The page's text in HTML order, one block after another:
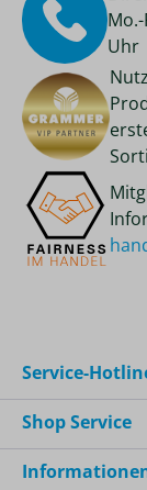
Uhr
Service-
Shop Service